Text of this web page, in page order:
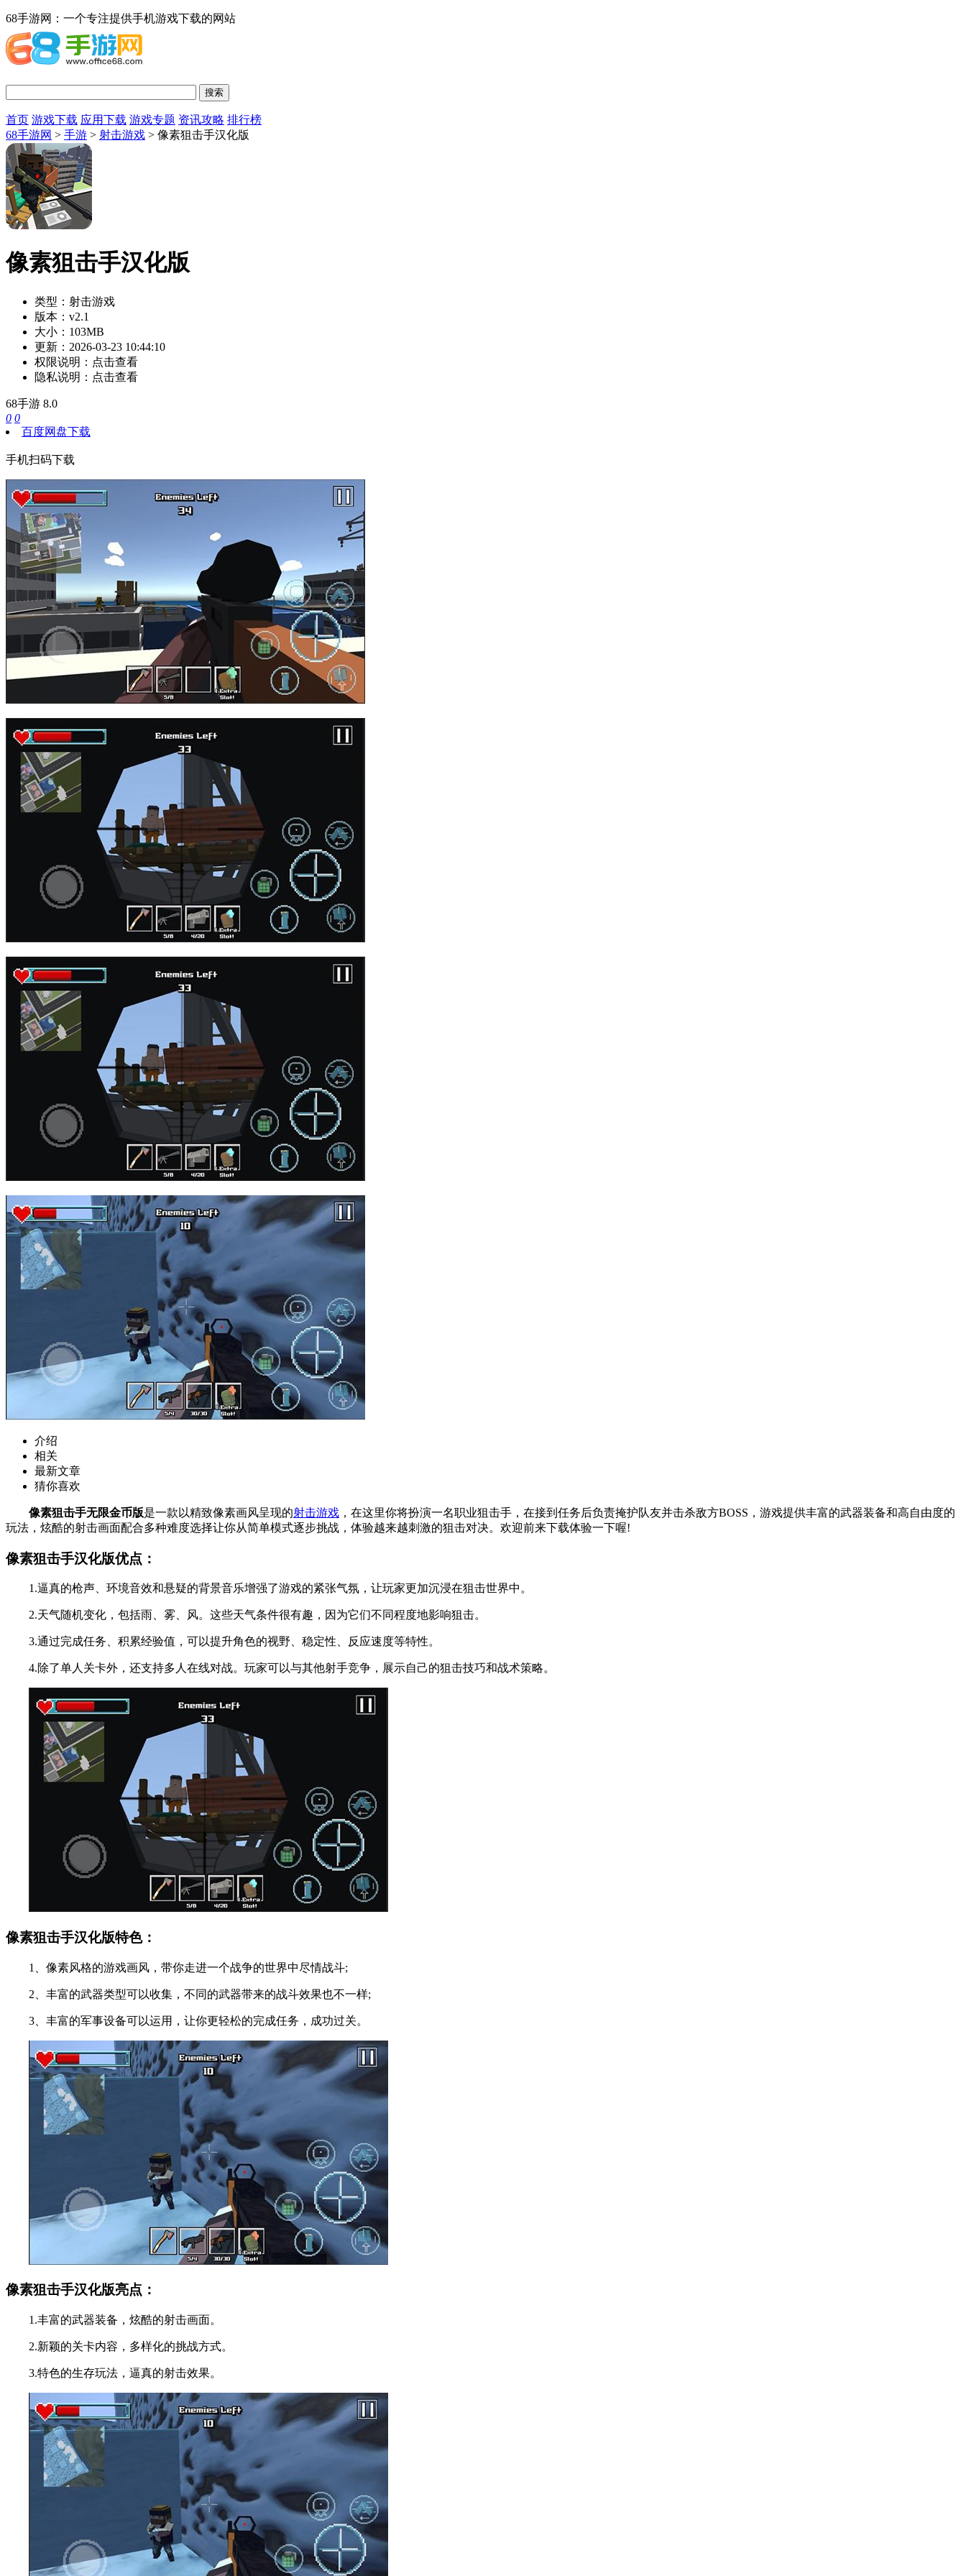
68手游网：一个专注提供手机游戏下载的网站
首页 游戏下载 应用下载 游戏专题 资讯攻略 排行榜
68手游网 > 手游 > 射击游戏 > 像素狙击手汉化版
像素狙击手汉化版
类型： 射击游戏
版本： v2.1
大小： 103MB
更新： 2026-03-23 10:44:10
权限说明： 点击查看
隐私说明： 点击查看
68手游 8.0
0 0
百度网盘下载
手机扫码下载
介绍
相关
最新文章
猜你喜欢
像素狙击手无限金币版是一款以精致像素画风呈现的射击游戏 ，在这里你将扮演一名职业狙击手，在接到任务后负责掩护队友并击杀敌方BOSS，游戏提供丰富的武器装备和高自由度的
玩法，炫酷的射击画面配合多种难度选择让你从简单模式逐步挑战，体验越来越刺激的狙击对决。欢迎前来下载体验一下喔!
像素狙击手汉化版优点：
1.逼真的枪声、环境音效和悬疑的背景音乐增强了游戏的紧张气氛，让玩家更加沉浸在狙击世界中。
2.天气随机变化，包括雨、雾、风。这些天气条件很有趣，因为它们不同程度地影响狙击。
3.通过完成任务、积累经验值，可以提升角色的视野、稳定性、反应速度等特性。
4.除了单人关卡外，还支持多人在线对战。玩家可以与其他射手竞争，展示自己的狙击技巧和战术策略。
像素狙击手汉化版特色：
1、像素风格的游戏画风，带你走进一个战争的世界中尽情战斗;
2、丰富的武器类型可以收集，不同的武器带来的战斗效果也不一样;
3、丰富的军事设备可以运用，让你更轻松的完成任务，成功过关。
像素狙击手汉化版亮点：
1.丰富的武器装备，炫酷的射击画面。
2.新颖的关卡内容，多样化的挑战方式。
3.特色的生存玩法，逼真的射击效果。